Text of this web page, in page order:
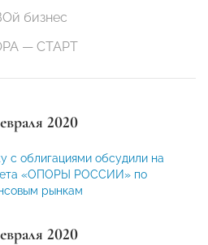
бизнес
— СТАРТ
2020
с облигациями обсудили на
«ОПОРЫ РОССИИ» по
рынкам
2020